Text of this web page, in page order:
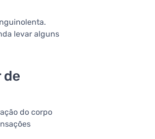
levar alguns
de
do corpo